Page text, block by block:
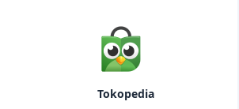
Tokopedia